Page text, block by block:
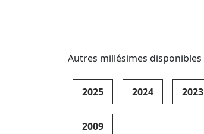
Autres millésimes disponibles
2025 2024 2023
2009